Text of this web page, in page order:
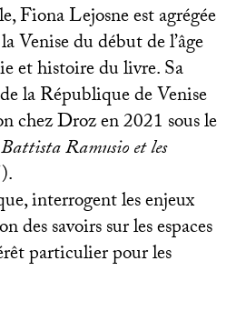
Fiona Lejosne est agrégée
Venise du début de l’âge
et histoire du livre. Sa
la République de Venise
chez Droz en 2021 sous le
Ramusio et les
interrogent les enjeux
savoirs sur les espaces
particulier pour les